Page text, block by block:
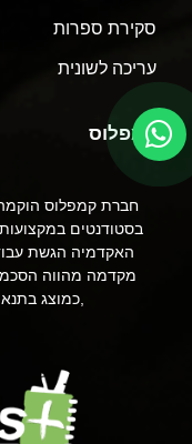
סקירת ספרות
עריכה לשונית
קמפלוס
חברת קמפלוס
בסטודנטים
האקדמיה הגשת
מקדמה מהווה
,כמוצג